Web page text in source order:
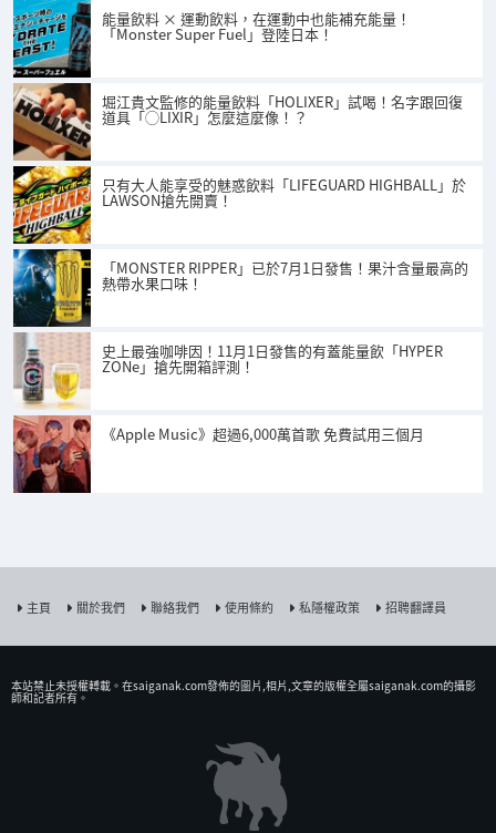
能量飲料 × 運動飲料，在運動中也能補充能量！
「Monster Super Fuel」登陸日本！
堀江貴文監修的能量飲料「HOLIXER」試喝！名字跟回復
道具「◯LIXIR」怎麼這麼像！？
只有大人能享受的魅惑飲料「LIFEGUARD HIGHBALL」於
LAWSON搶先開賣！
「MONSTER RIPPER」已於7月1日發售！果汁含量最高的
熱帶水果口味！
史上最強咖啡因！11月1日發售的有蓋能量飲「HYPER
ZONe」搶先開箱評測！
《Apple Music》超過6,000萬首歌 免費試用三個月
主頁 關於我們 聯絡我們 使用條約 私隱權政策 招聘翻譯員
本站禁止未授權𨍭載。在saiganak.com發佈的圖片,相片,文章的版權全屬saiganak.com的攝影
師和記者所有。